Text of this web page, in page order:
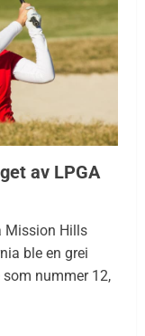
av LPGA
Mission Hills
ble en grei
nummer 12,